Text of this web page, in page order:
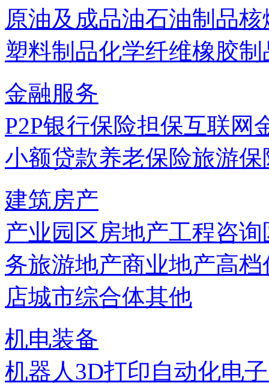
原油及成品油石油制品核
塑料制品化学纤维橡胶制
金融服务
P2P银行保险担保互联网
小额贷款养老保险旅游保
建筑房产
产业园区房地产工程咨询
务旅游地产商业地产高档
店城市综合体其他
机电装备
机器人3D打印自动化电